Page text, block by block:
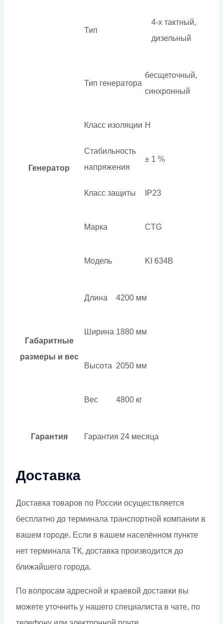
Тип
4-х тактный,
дизельный
Генератор
Тип генератора
бесщеточный,
синхронный
Класс изоляции H
Стабильность
напряжения
± 1 %
Класс защиты IP23
Марка CTG
Модель KI 634B
Габаритные
размеры и вес
Длина 4200 мм
Ширина 1880 мм
Высота 2050 мм
Вес 4800 кг
Гарантия Гарантия 24 месяца
Доставка
Доставка товаров по России осуществляется
бесплатно до терминала транспортной компании в
вашем городе. Если в вашем населённом пункте
нет терминала ТК, доставка производится до
ближайшего города.
По вопросам адресной и краевой доставки вы
можете уточнить у нашего специалиста в чате, по